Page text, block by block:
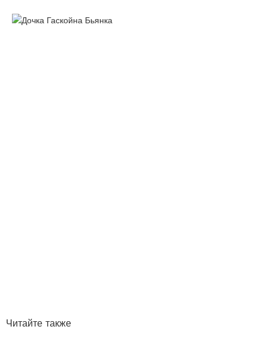
Читайте также